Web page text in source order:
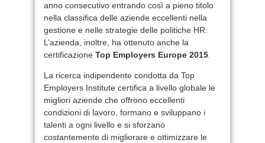
anno consecutivo entrando così a pieno titolo
nella classifica delle aziende eccellenti nella
gestione e nelle strategie delle politiche HR.
L’azienda, inoltre, ha ottenuto anche la
certificazione Top Employers Europe 2015
La ricerca indipendente condotta da Top
Employers Institute certifica a livello globale le
migliori aziende che offrono eccellenti
condizioni di lavoro, formano e sviluppano i
talenti a ogni livello e si sforzano
costantemente di migliorare e ottimizzare le